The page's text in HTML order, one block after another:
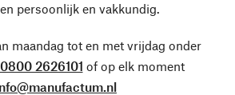
persoonlijk en vakkundig.
maandag tot en met vrijdag onder
0800 2626101 of op elk moment